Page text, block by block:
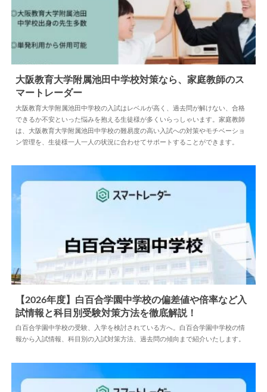
中学情報 2025.02.14
大阪教育大学附属池田中学校対策なら、家庭教師のス
マートレーダー
大阪教育大学附属池田中学校の入試はレベルが高く、過去問が解けない、合格
できるか不安といった悩みを抱える生徒様が多くいらっしゃいます。家庭教師
は、大阪教育大学附属池田中学校の難易度の高い入試への対策やモチベーショ
ン管理を、生徒様一人一人の状況に合わせてサポートすることができます。
中学情報 2025.03.03
【2026年度】白百合学園中学校の偏差値や倍率など入
試情報と科目別受験対策方法を徹底解説！
白百合学園中学校の受験、入学を検討されている方へ。白百合学園中学校の情
報から入試情報、科目別の入試対策方法、過去問の傾向まで紹介いたします。